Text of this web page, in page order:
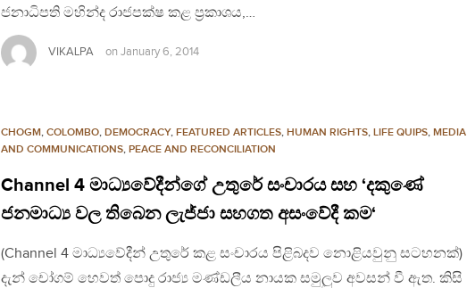
ජනාධිපති මහින්ද රාජපක්ෂ කළ ප‍්‍රකාශය,…
VIKALPA on January 6, 2014
CHOGM, COLOMBO, DEMOCRACY, FEATURED ARTICLES, HUMAN RIGHTS, LIFE QUIPS, MEDIA
AND COMMUNICATIONS, PEACE AND RECONCILIATION
Channel 4 මාධ්‍යවේදීන්ගේ උතුරේ සංචාරය සහ ‘දකුණේ
ජනමාධ්‍ය වල තිබෙන ලැජ්ජා සහගත අසංවේදී කම‘
(Channel 4 මාධ්‍යවේදීන් උතුරේ කළ සංචාරය පිළිබදව නොළියවුනු සටහනක්)
දැන් චෝගම් හෙවත් පොදු රාජ්‍ය මණ්ඩලීය නායක සමුලුව අවසන් වී ඇත. කිසි